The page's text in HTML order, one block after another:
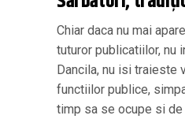
Chiar daca nu mai
tuturor publicatiilor, nu
Dancila, nu isi traieste
functiilor publice,
timp sa se ocupe si